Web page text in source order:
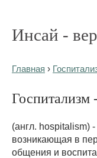
Инсай -
Главная ›
Госпитализм
(англ. hospitalism)
возникающая в
общения и